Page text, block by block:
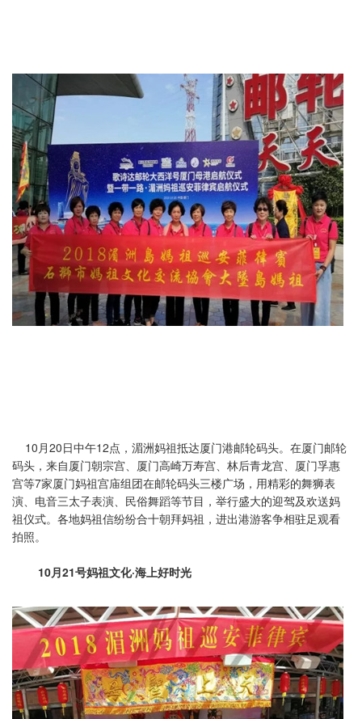
10月20日中午12点，湄洲妈祖抵达厦门港邮轮码头。在厦门邮轮
码头，来自厦门朝宗宫、厦门高崎万寿宫、林后青龙宫、厦门孚惠
宫等7家厦门妈祖宫庙组团在邮轮码头三楼广场，用精彩的舞狮表
演、电音三太子表演、民俗舞蹈等节目，举行盛大的迎驾及欢送妈
祖仪式。各地妈祖信纷纷合十朝拜妈祖，进出港游客争相驻足观看
拍照。
10月21号妈祖文化·海上好时光